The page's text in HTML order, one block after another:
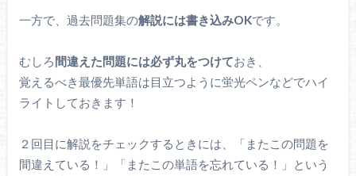
一方で、過去問題集の解説には書き込みOKです。
むしろ間違えた問題には必ず丸をつけておき、
覚えるべき最優先単語は目立つように蛍光ペンなどでハイ
ライトしておきます！
２回目に解説をチェックするときには、「またこの問題を
間違えている！」「またこの単語を忘れている！」という